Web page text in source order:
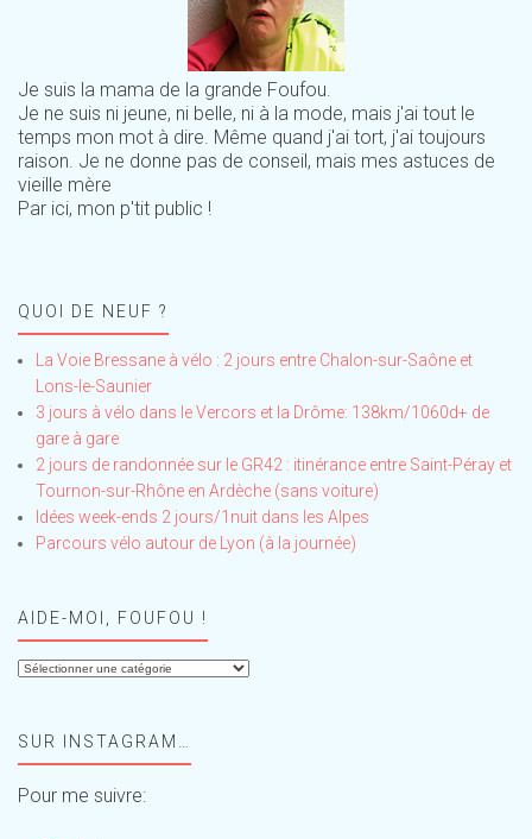
Je suis la mama de la grande Foufou.
Je ne suis ni jeune, ni belle, ni à la mode, mais j'ai tout le
temps mon mot à dire. Même quand j'ai tort, j'ai toujours
raison. Je ne donne pas de conseil, mais mes astuces de
vieille mère
Par ici, mon p'tit public !
QUOI DE NEUF ?
La Voie Bressane à vélo : 2 jours entre Chalon-sur-Saône et
Lons-le-Saunier
3 jours à vélo dans le Vercors et la Drôme: 138km/1060d+ de
gare à gare
2 jours de randonnée sur le GR42 : itinérance entre Saint-Péray et
Tournon-sur-Rhône en Ardèche (sans voiture)
Idées week-ends 2 jours/1nuit dans les Alpes
Parcours vélo autour de Lyon (à la journée)
AIDE-MOI, FOUFOU !
Aide-
!SUR INSTAGRAM…
Pour me suivre: